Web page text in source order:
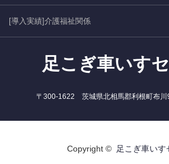
[導入実績]介護福祉関係
足こぎ車いす
〒300-1622 茨城県北相馬郡利根町布川
Copyright © 足こぎ車いす